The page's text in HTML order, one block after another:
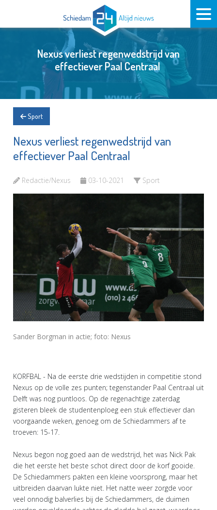
Nexus verliest regenwedstrijd van
effectiever Paal Centraal
Sport
Nexus verliest regenwedstrijd van
effectiever Paal Centraal
Redactie/Nexus 03-10-2021 Sport
Sander Borgman in actie; foto: Nexus
KORFBAL - Na de eerste drie wedstijden in competitie stond
Nexus op de volle zes punten; tegenstander Paal Centraal uit
Delft was nog puntloos. Op de regenachtige zaterdag
gisteren bleek de studentenploeg een stuk effectiever dan
voorgaande weken, genoeg om de Schiedammers af te
troeven: 15-17.
Nexus begon nog goed aan de wedstrijd, het was Nick Pak
die het eerste het beste schot direct door de korf gooide.
De Schiedammers pakten een kleine voorsprong, maar het
uitbreiden daarvan lukte niet. Het natte weer zorgde voor
veel onnodig balverlies bij de Schiedammers, de duimen